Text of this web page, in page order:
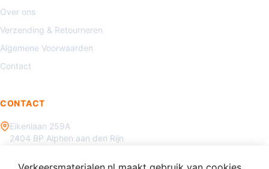
Over ons
Verzending & Retourneren
Algemene Voorwaarden
Contact
CONTACT
Eikenlaan 259A
2404 BP Alphen aan den Rijn